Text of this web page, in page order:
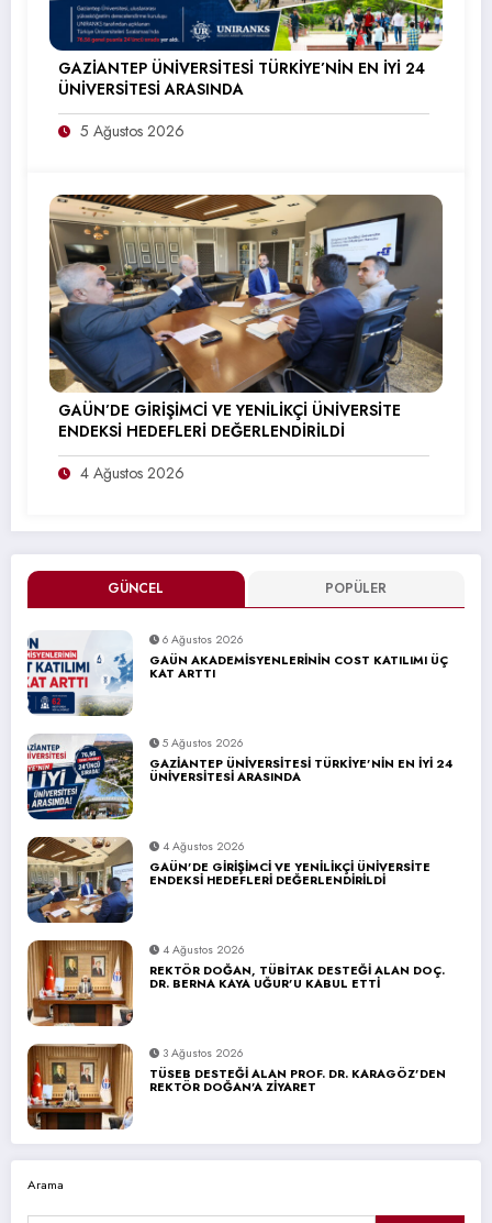
GÜNCEL POPÜLER
6 Ağustos 2026
GAÜN AKADEMİSYENLERİNİN COST KATILIMI ÜÇ
KAT ARTTI
5 Ağustos 2026
GAZİANTEP ÜNİVERSİTESİ TÜRKİYE’NİN EN İYİ 24
ÜNİVERSİTESİ ARASINDA
4 Ağustos 2026
GAÜN’DE GİRİŞİMCİ VE YENİLİKÇİ ÜNİVERSİTE
ENDEKSİ HEDEFLERİ DEĞERLENDİRİLDİ
4 Ağustos 2026
REKTÖR DOĞAN, TÜBİTAK DESTEĞİ ALAN DOÇ.
DR. BERNA KAYA UĞUR’U KABUL ETTİ
3 Ağustos 2026
TÜSEB DESTEĞİ ALAN PROF. DR. KARAGÖZ’DEN
REKTÖR DOĞAN’A ZİYARET
Arama
GAZİANTEP ÜNİVERSİTESİ TÜRKİYE’NİN EN İYİ 24
ÜNİVERSİTESİ ARASINDA
5 Ağustos 2026
GAÜN’DE GİRİŞİMCİ VE YENİLİKÇİ ÜNİVERSİTE
ENDEKSİ HEDEFLERİ DEĞERLENDİRİLDİ
4 Ağustos 2026